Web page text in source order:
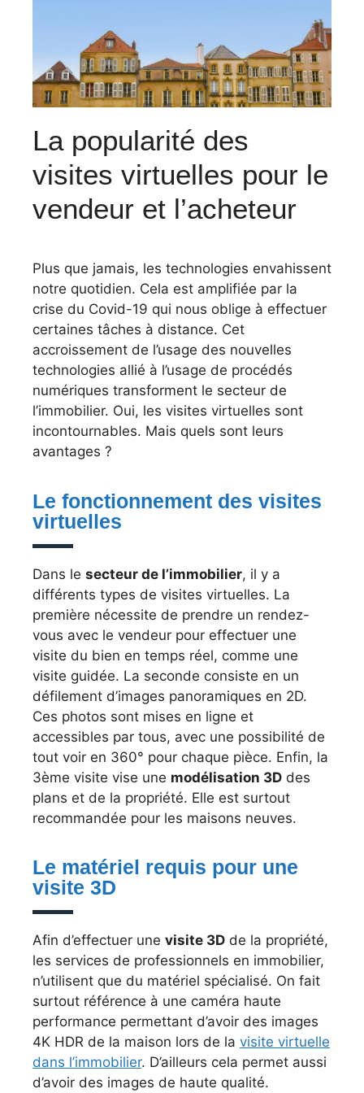
La popularité des
visites virtuelles pour le
vendeur et l’acheteur
Plus que jamais, les technologies envahissent
notre quotidien. Cela est amplifiée par la
crise du Covid-19 qui nous oblige à effectuer
certaines tâches à distance. Cet
accroissement de l’usage des nouvelles
technologies allié à l’usage de procédés
numériques transforment le secteur de
l’immobilier. Oui, les visites virtuelles sont
incontournables. Mais quels sont leurs
avantages ?
Le fonctionnement des visites
virtuelles
Dans le secteur de l’immobilier, il y a
différents types de visites virtuelles. La
première nécessite de prendre un rendez-
vous avec le vendeur pour effectuer une
visite du bien en temps réel, comme une
visite guidée. La seconde consiste en un
défilement d’images panoramiques en 2D.
Ces photos sont mises en ligne et
accessibles par tous, avec une possibilité de
tout voir en 360° pour chaque pièce. Enfin, la
3ème visite vise une modélisation 3D des
plans et de la propriété. Elle est surtout
recommandée pour les maisons neuves.
Le matériel requis pour une
visite 3D
Afin d’effectuer une visite 3D de la propriété,
les services de professionnels en immobilier,
n’utilisent que du matériel spécialisé. On fait
surtout référence à une caméra haute
performance permettant d’avoir des images
4K HDR de la maison lors de la visite virtuelle
dans l’immobilier. D’ailleurs cela permet aussi
d’avoir des images de haute qualité.